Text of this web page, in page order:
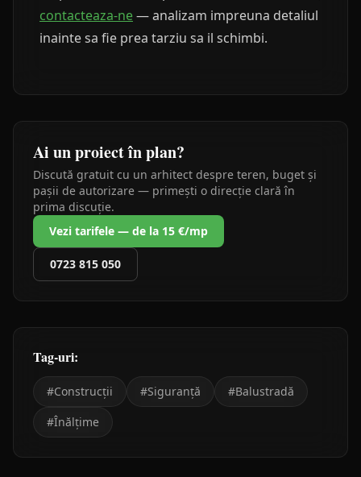
contacteaza-ne— analizam impreuna detaliul
inainte sa fie prea tarziu sa il schimbi.
Ai un proiect în plan?
Discută gratuit cu un arhitect despre teren, buget și
pașii de autorizare — primești o direcție clară în
prima discuție.
Vezi tarifele — de la 15 €/mp
0723 815 050
Tag-uri:
#Construcții #Siguranță #Balustradă
#Înălțime